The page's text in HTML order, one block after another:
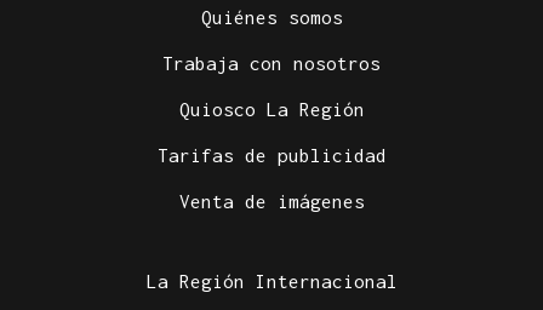
Quiénes somos
Trabaja con nosotros
Quiosco La Región
Tarifas de publicidad
Venta de imágenes
La Región Internacional